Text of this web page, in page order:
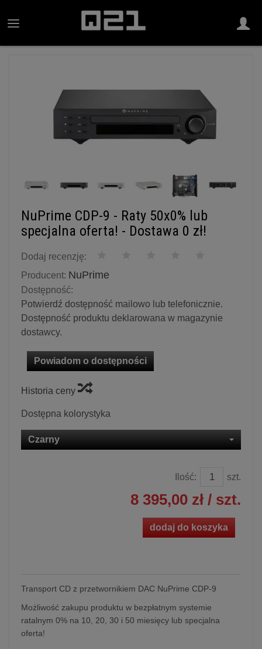
NuPrime CDP-9 - Raty 50x0% lub
specjalna oferta! - Dostawa 0 zł!
Dodaj recenzję:
Producent: NuPrime
Dostępność:
Potwierdź dostępność mailowo lub telefonicznie.
Dostępność produktu deklarowana w magazynie
dostawcy.
Powiadom o dostępności
Historia ceny
Dostępna kolorystyka
Czarny
Ilość: szt.
8 395,00 zł / szt.
dodaj do koszyka
Transport CD z przetwornikiem DAC NuPrime CDP-9
Możliwość zakupu produktu w bezpłatnym systemie
ratalnym 0% na 10, 20, 30 i 50 miesięcy lub specjalna
oferta!